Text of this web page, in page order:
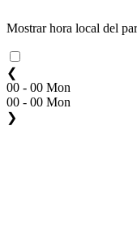
Mostrar hora local del
❮
00 - 00 Mon
00 - 00 Mon
❯